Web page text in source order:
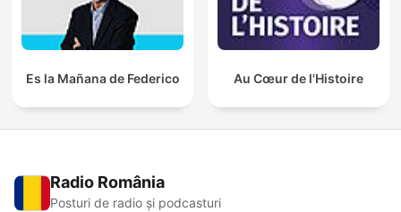
Es la Mañana de Federico Au Cœur de l'Histoire
Radio România
Posturi de radio și podcasturi